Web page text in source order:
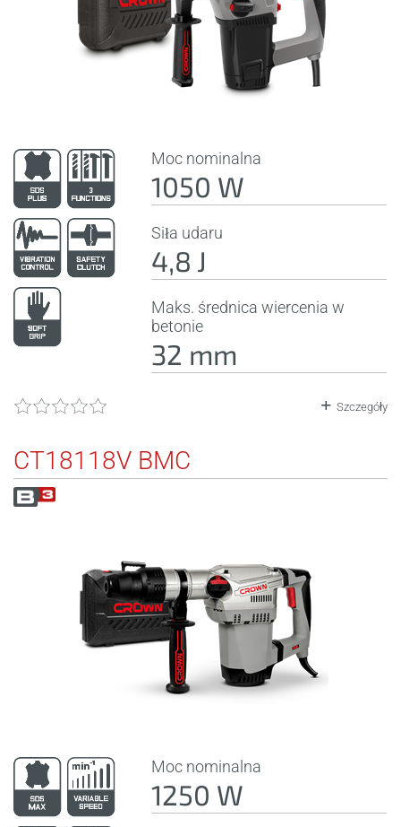
Moc nominalna
1050 W
Siła udaru
4,8 J
Maks. średnica wiercenia w
betonie
32 mm
Szczegóły
CT18118V BMC
Moc nominalna
1250 W